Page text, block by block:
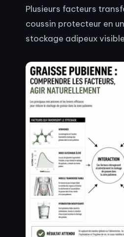
Plusieurs facteurs
coussin protecteur en
stockage adipeux